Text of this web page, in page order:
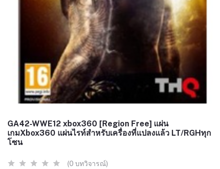
GA42-WWE12 xbox360 [Region Free] แผ่น
เกมXbox360 แผ่นไรท์สำหรับเครื่องที่แปลงแล้ว LT/RGHทุก
โซน
(0 บทวิจารณ์)